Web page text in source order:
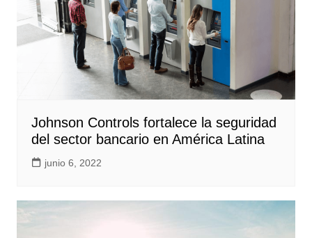
Johnson Controls fortalece la seguridad
del sector bancario en América Latina
junio 6, 2022